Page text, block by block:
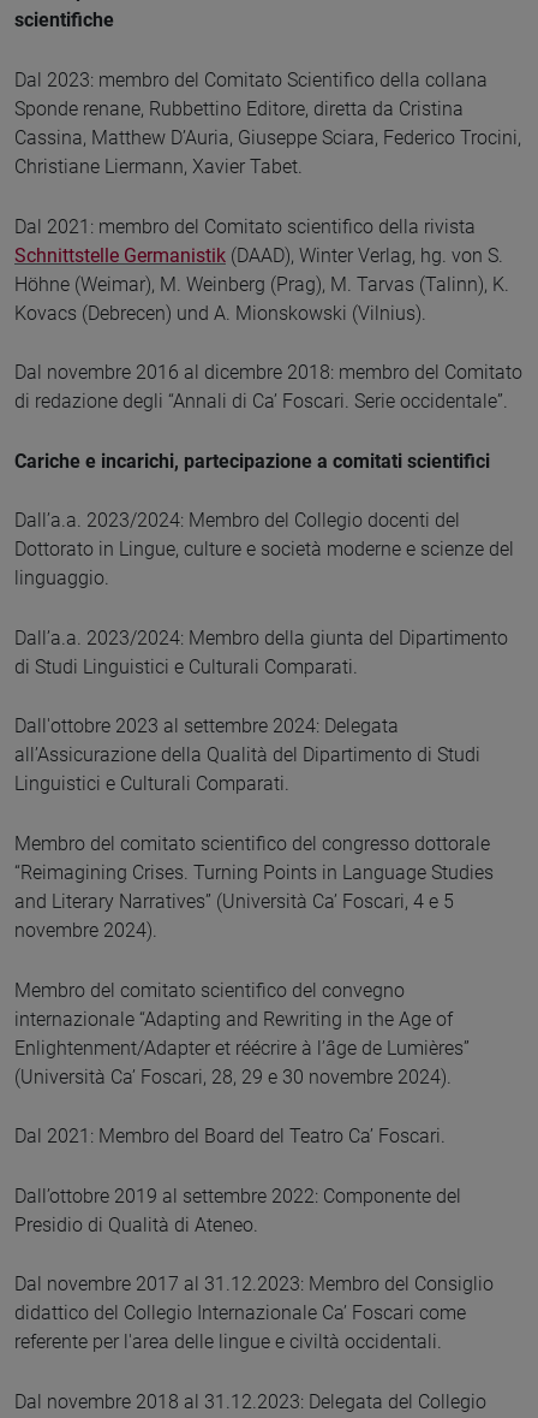
scientifiche
Dal 2023: membro del Comitato Scientifico della collana
Sponde renane, Rubbettino Editore, diretta da Cristina
Cassina, Matthew D’Auria, Giuseppe Sciara, Federico Trocini,
Christiane Liermann, Xavier Tabet.
Dal 2021: membro del Comitato scientifico della rivista
Schnittstelle Germanistik (DAAD), Winter Verlag, hg. von S.
Höhne (Weimar), M. Weinberg (Prag), M. Tarvas (Talinn), K.
Kovacs (Debrecen) und A. Mionskowski (Vilnius).
Dal novembre 2016 al dicembre 2018: membro del Comitato
di redazione degli “Annali di Ca’ Foscari. Serie occidentale”.
Cariche e incarichi, partecipazione a comitati scientifici
Dall’a.a. 2023/2024: Membro del Collegio docenti del
Dottorato in Lingue, culture e società moderne e scienze del
linguaggio.
Dall’a.a. 2023/2024: Membro della giunta del Dipartimento
di Studi Linguistici e Culturali Comparati.
Dall'ottobre 2023 al settembre 2024: Delegata
all’Assicurazione della Qualità del Dipartimento di Studi
Linguistici e Culturali Comparati.
Membro del comitato scientifico del congresso dottorale
“Reimagining Crises. Turning Points in Language Studies
and Literary Narratives” (Università Ca’ Foscari, 4 e 5
novembre 2024).
Membro del comitato scientifico del convegno
internazionale “Adapting and Rewriting in the Age of
Enlightenment/Adapter et réécrire à l’âge de Lumières”
(Università Ca’ Foscari, 28, 29 e 30 novembre 2024).
Dal 2021: Membro del Board del Teatro Ca’ Foscari.
Dall’ottobre 2019 al settembre 2022: Componente del
Presidio di Qualità di Ateneo.
Dal novembre 2017 al 31.12.2023: Membro del Consiglio
didattico del Collegio Internazionale Ca’ Foscari come
referente per l'area delle lingue e civiltà occidentali.
Dal novembre 2018 al 31.12.2023: Delegata del Collegio